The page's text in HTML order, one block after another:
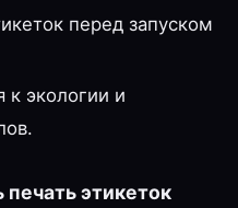
перед запуском
к экологии и
этикеток